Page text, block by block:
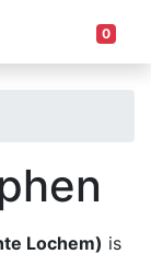
0
Lochem) is